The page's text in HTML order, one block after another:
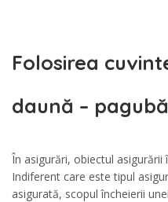
Folosirea
daună – pagubă
În asigurări, obiectul
Indiferent care este tipul
asigurată, scopul încheierii